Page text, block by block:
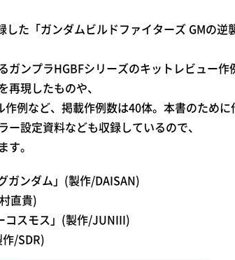
た「ガンダムビルドファイターズ GMの逆
ガンプラHGBFシリーズのキットレビュー
現したものや、
例など、掲載作例数は40体。本書のため
設定資料なども収録しているので、
。
ンダム」(製作/DAISAN)
直貴)
コスモス」(製作/JUNIII)
/SDR)